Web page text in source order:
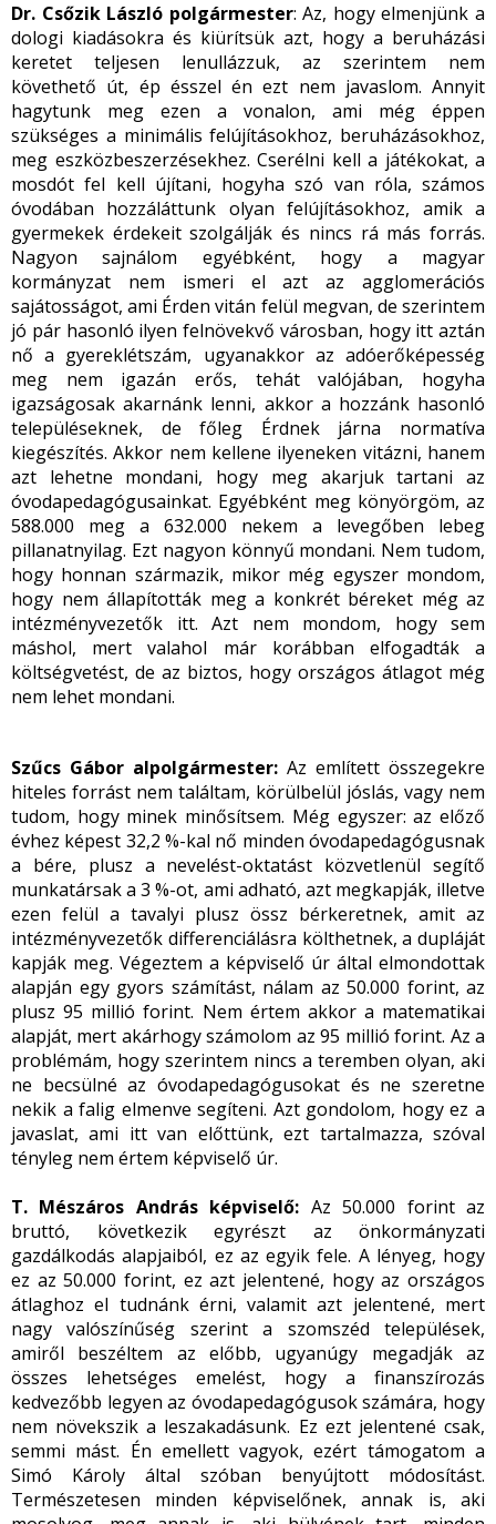
Dr. Csőzik László polgármester: Az, hogy elmenjünk a
dologi kiadásokra és kiürítsük azt, hogy a beruházási
keretet teljesen lenullázzuk, az szerintem nem
követhető út, ép ésszel én ezt nem javaslom. Annyit
hagytunk meg ezen a vonalon, ami még éppen
szükséges a minimális felújításokhoz, beruházásokhoz,
meg eszközbeszerzésekhez. Cserélni kell a játékokat, a
mosdót fel kell újítani, hogyha szó van róla, számos
óvodában hozzáláttunk olyan felújításokhoz, amik a
gyermekek érdekeit szolgálják és nincs rá más forrás.
Nagyon sajnálom egyébként, hogy a magyar
kormányzat nem ismeri el azt az agglomerációs
sajátosságot, ami Érden vitán felül megvan, de szerintem
jó pár hasonló ilyen felnövekvő városban, hogy itt aztán
nő a gyereklétszám, ugyanakkor az adóerőképesség
meg nem igazán erős, tehát valójában, hogyha
igazságosak akarnánk lenni, akkor a hozzánk hasonló
településeknek, de főleg Érdnek járna normatíva
kiegészítés. Akkor nem kellene ilyeneken vitázni, hanem
azt lehetne mondani, hogy meg akarjuk tartani az
óvodapedagógusainkat. Egyébként meg könyörgöm, az
588.000 meg a 632.000 nekem a levegőben lebeg
pillanatnyilag. Ezt nagyon könnyű mondani. Nem tudom,
hogy honnan származik, mikor még egyszer mondom,
hogy nem állapították meg a konkrét béreket még az
intézményvezetők itt. Azt nem mondom, hogy sem
máshol, mert valahol már korábban elfogadták a
költségvetést, de az biztos, hogy országos átlagot még
nem lehet mondani.
Szűcs Gábor alpolgármester: Az említett összegekre
hiteles forrást nem találtam, körülbelül jóslás, vagy nem
tudom, hogy minek minősítsem. Még egyszer: az előző
évhez képest 32,2 %-kal nő minden óvodapedagógusnak
a bére, plusz a nevelést-oktatást közvetlenül segítő
munkatársak a 3 %-ot, ami adható, azt megkapják, illetve
ezen felül a tavalyi plusz össz bérkeretnek, amit az
intézményvezetők differenciálásra költhetnek, a dupláját
kapják meg. Végeztem a képviselő úr által elmondottak
alapján egy gyors számítást, nálam az 50.000 forint, az
plusz 95 millió forint. Nem értem akkor a matematikai
alapját, mert akárhogy számolom az 95 millió forint. Az a
problémám, hogy szerintem nincs a teremben olyan, aki
ne becsülné az óvodapedagógusokat és ne szeretne
nekik a falig elmenve segíteni. Azt gondolom, hogy ez a
javaslat, ami itt van előttünk, ezt tartalmazza, szóval
tényleg nem értem képviselő úr.
T. Mészáros András képviselő: Az 50.000 forint az
bruttó, következik egyrészt az önkormányzati
gazdálkodás alapjaiból, ez az egyik fele. A lényeg, hogy
ez az 50.000 forint, ez azt jelentené, hogy az országos
átlaghoz el tudnánk érni, valamit azt jelentené, mert
nagy valószínűség szerint a szomszéd települések,
amiről beszéltem az előbb, ugyanúgy megadják az
összes lehetséges emelést, hogy a finanszírozás
kedvezőbb legyen az óvodapedagógusok számára, hogy
nem növekszik a leszakadásunk. Ez ezt jelentené csak,
semmi mást. Én emellett vagyok, ezért támogatom a
Simó Károly által szóban benyújtott módosítást.
Természetesen minden képviselőnek, annak is, aki